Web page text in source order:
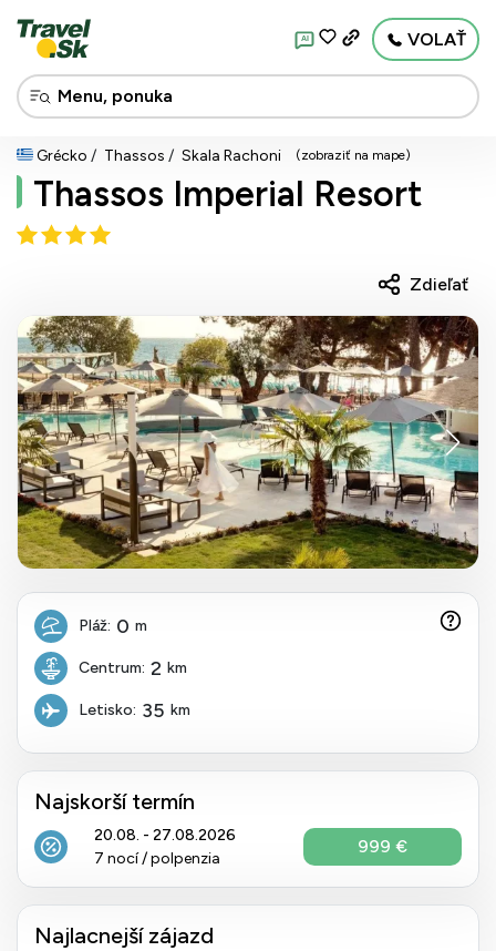
AI VOLAŤ
Grécko Thassos Skala Rachoni (zobraziť na mape)
Thassos Imperial Resort
Zdieľať
Pláž: 0 m
Centrum: 2 km
Letisko: 35 km
Najskorší termín
20.08. - 27.08.2026
7 nocí / polpenzia
999 €
Najlacnejší zájazd